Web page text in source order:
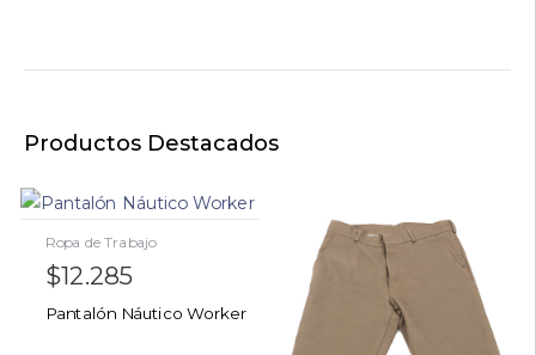
Productos Destacados
Ropa de Trabajo
$12.285
Pantalón Náutico Worker